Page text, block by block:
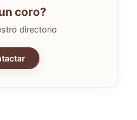
coro?
directorio